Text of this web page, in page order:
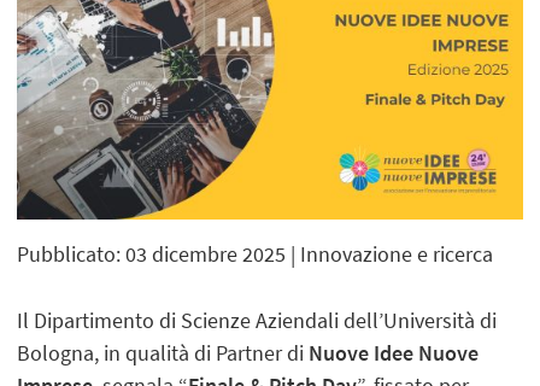
Pubblicato: 03 dicembre 2025 | Innovazione e ricerca
Il Dipartimento di Scienze Aziendali dell’Università di
Bologna, in qualità di Partner di Nuove Idee Nuove